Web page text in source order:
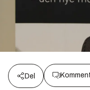
Del